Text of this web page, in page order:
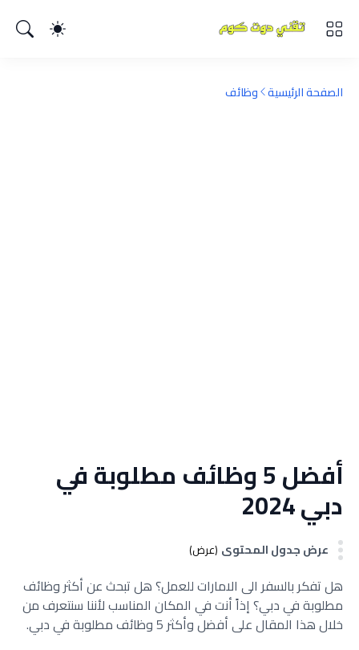
الصفحة الرئيسية وظائف
أفضل 5 وظائف مطلوبة في
دبي 2024
عرض جدول المحتوى (عرض)
هل تفكر بالسفر الى الامارات للعمل؟ هل تبحث عن أكثر وظائف
مطلوبة في دبي؟ إذاً أنت في المكان المناسب لأننا سنتعرف من
خلال هذا المقال على أفضل وأكثر 5 وظائف مطلوبة في دبي.